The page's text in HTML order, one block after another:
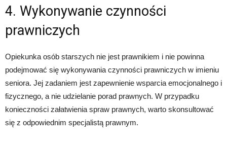
4. Wykonywanie czynności
prawniczych
Opiekunka osób starszych nie jest prawnikiem i nie powinna
podejmować się wykonywania czynności prawniczych w imieniu
seniora. Jej zadaniem jest zapewnienie wsparcia emocjonalnego i
fizycznego, a nie udzielanie porad prawnych. W przypadku
konieczności załatwienia spraw prawnych, warto skonsultować
się z odpowiednim specjalistą prawnym.